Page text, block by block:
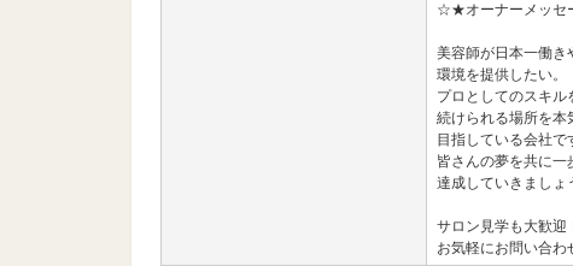
☆★オーナーメッ
美容師が日本一働き
環境を提供したい。
プロとしてのスキル
続けられる場所を本
目指している会社で
皆さんの夢を共に一
達成していきましょ
サロン見学も大歓迎
お気軽にお問い合わ